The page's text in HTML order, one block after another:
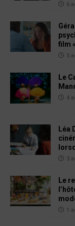
6
film
5
Le
4
Léa
3
Le
1